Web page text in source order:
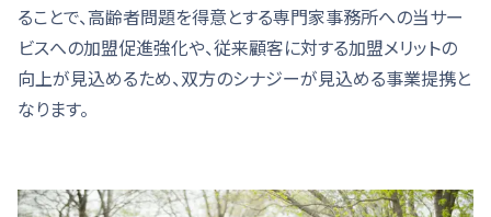
ることで、高齢者問題を得意とする専門家事務所への当サー
ビスへの加盟促進強化や、従来顧客に対する加盟メリットの
向上が見込めるため、双方のシナジーが見込める事業提携と
なります。